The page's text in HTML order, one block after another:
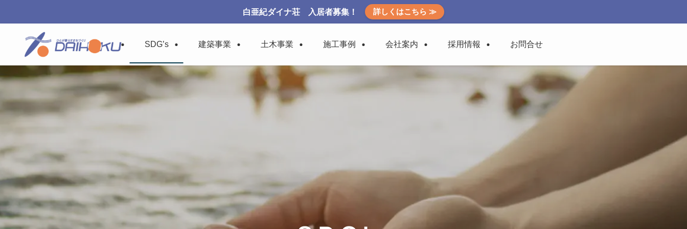
白亜紀ダイナ荘 入居者募集！ 詳しくはこちら ≫
SDG’s 建築事業 土木事業 施工事例 会社案内 採用情報 お問合せ